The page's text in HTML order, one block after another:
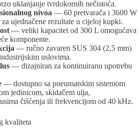
uklanjanje tvrdokornih nečistoća.
nivoa — 60 pretvarača i 3600 W
ujednačene rezultate u cijeloj kupki.
— veliki kapacitet od 300 L omogućava
komponente.
— ručno zavaren SUS 304 (2,5 mm)
uslovima.
— dizajniran za kontinuiranu upotrebu
— dostupno sa pneumatskim sistemom
jedinicom, skidačem ulja,
čišćenja ili frekvencijom od 40 kHz.
kvaliteta